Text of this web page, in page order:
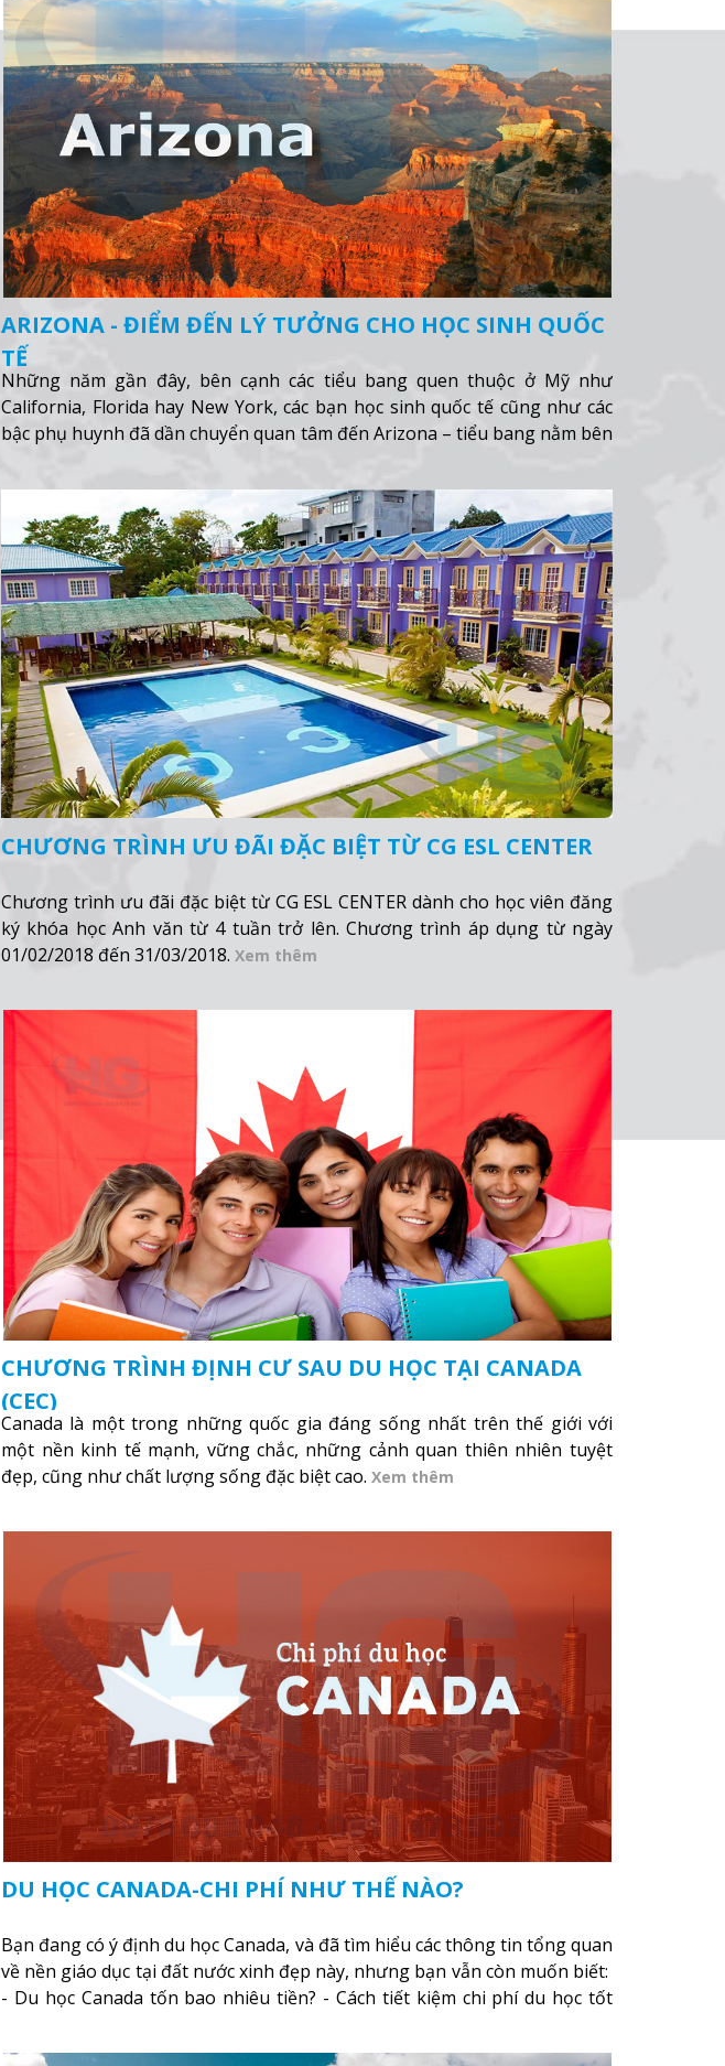
ARIZONA - ĐIỂM ĐẾN LÝ TƯỞNG CHO HỌC SINH QUỐC
TẾ
Những năm gần đây, bên cạnh các tiểu bang quen thuộc ở Mỹ như
California, Florida hay New York, các bạn học sinh quốc tế cũng như các
bậc phụ huynh đã dần chuyển quan tâm đến Arizona – tiểu bang nằm bên
thêm
CHƯƠNG TRÌNH ƯU ĐÃI ĐẶC BIỆT TỪ CG ESL CENTER
Chương trình ưu đãi đặc biệt từ CG ESL CENTER dành cho học viên đăng
ký khóa học Anh văn từ 4 tuần trở lên. Chương trình áp dụng từ ngày
01/02/2018 đến 31/03/2018. Xem thêm
CHƯƠNG TRÌNH ĐỊNH CƯ SAU DU HỌC TẠI CANADA
(CEC)
Canada là một trong những quốc gia đáng sống nhất trên thế giới với
một nền kinh tế mạnh, vững chắc, những cảnh quan thiên nhiên tuyệt
đẹp, cũng như chất lượng sống đặc biệt cao. Xem thêm
DU HỌC CANADA-CHI PHÍ NHƯ THẾ NÀO?
Bạn đang có ý định du học Canada, và đã tìm hiểu các thông tin tổng quan
về nền giáo dục tại đất nước xinh đẹp này, nhưng bạn vẫn còn muốn biết:
- Du học Canada tốn bao nhiêu tiền? - Cách tiết kiệm chi phí du học tốt